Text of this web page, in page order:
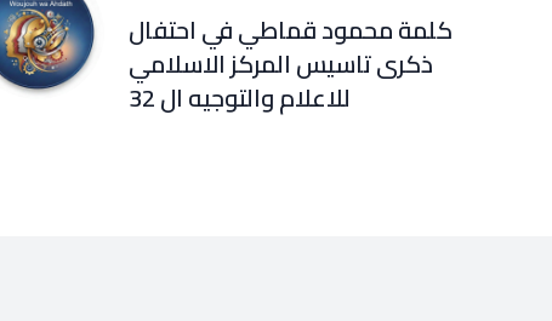
كلمة محمود قماطي في احتفال
ذكرى تاسيس المركز الاسلامي
للاعلام والتوجيه ال 32